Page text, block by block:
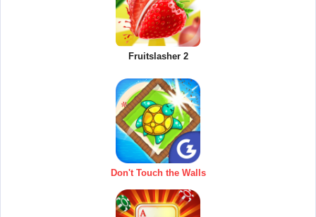
Fruitslasher 2
Don't Touch the Walls